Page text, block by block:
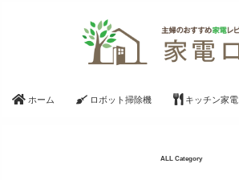
ホーム ロボット掃除機 キッチン家電
ALL Category